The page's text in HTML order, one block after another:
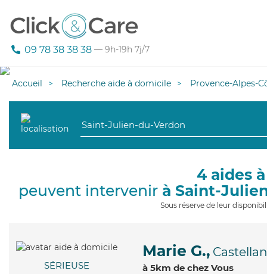
09 78 38 38 38 — 9h-19h 7j/7
Accueil Recherche aide à domicile Provence-Alpes-
4 aides
peuvent intervenir à Saint-
Sous réserve de leur
SÉRIEUSE
Marie G.,
à 5km de chez Vous